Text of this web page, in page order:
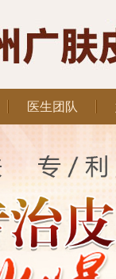
医生团队